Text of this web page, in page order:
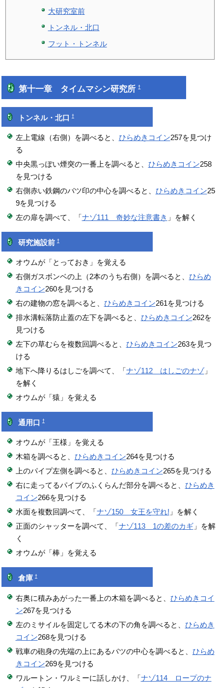
大研究室前
トンネル・北口
フット・トンネル
第十一章 タイムマシン研究所†
トンネル・北口 †
左上電線（右側）を調べると、 ひらめきコイン257を見つけ
る
中央黒っぽい煙突の一番上を調べると、 ひらめきコイン258
を見つける
右側赤い鉄鋼のバツ印の中心を調べると、 ひらめきコイン25
9を見つける
左の扉を調べて、「ナゾ111 奇妙な注意書き 」を解く
研究施設前 †
オウムが「とっておき」を覚える
右側ガスボンベの上（2本のうち右側）を調べると、 ひらめ
きコイン260を見つける
右の建物の窓を調べると、 ひらめきコイン261を見つける
排水溝転落防止蓋の左下を調べると、 ひらめきコイン262を
見つける
左下の草むらを複数回調べると、 ひらめきコイン263を見つ
ける
地下へ降りるはしごを調べて、「ナゾ112 はしごのナゾ」
を解く
オウムが「猿」を覚える
通用口 †
オウムが「王様」を覚える
木箱を調べると、 ひらめきコイン264を見つける
上のパイプ左側を調べると、 ひらめきコイン265を見つける
右に走ってるパイプのふくらんだ部分を調べると、 ひらめき
コイン266を見つける
水面を複数回調べて、「 ナゾ150 女王を守れ! 」を解く
正面のシャッターを調べて、「 ナゾ113 1の差のカギ」を解
く
オウムが「棒」を覚える
倉庫 †
右奥に積みあがった一番上の木箱を調べると、 ひらめきコイ
ン267を見つける
左のミサイルを固定してる木の下の角を調べると、 ひらめき
コイン268を見つける
戦車の砲身の先端の上にあるバツの中心を調べると、 ひらめ
きコイン269を見つける
ワルートン・ワルミーに話しかけ、「ナゾ114 ロープのナ